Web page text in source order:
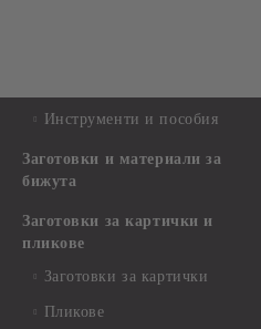
Инструменти и пособия
Заготовки и материали за
бижута
Заготовки за картички и
пликове
Заготовки за картички
Пликове